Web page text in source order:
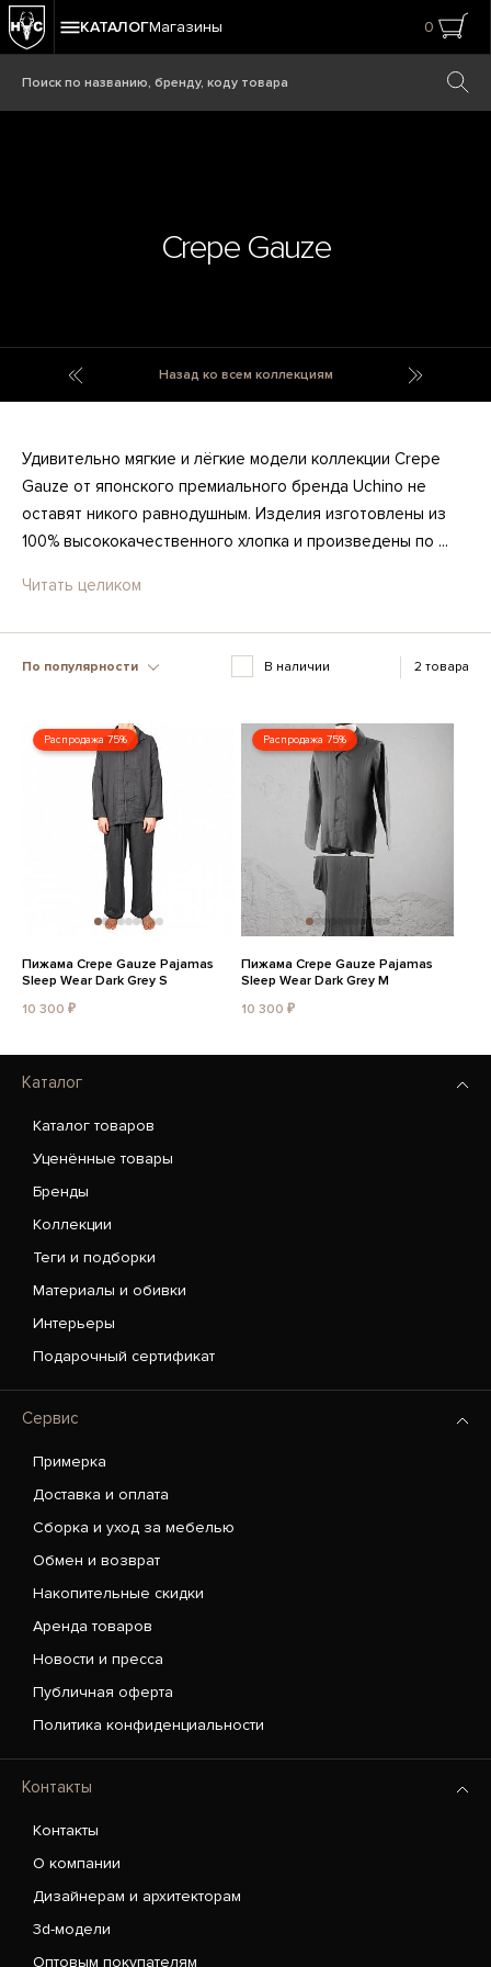
КАТАЛОГМагазины 0
Crepe Gauze
Назад ко всем коллекциям
Удивительно мягкие и лёгкие модели коллекции Crepe
Gauze от японского премиального бренда Uchino не
оставят никого равнодушным. Изделия изготовлены из
100% высококачественного хлопка и произведены по ...
Читать целиком
По популярности В наличии 2 товара
Распродажа 75%
Пижама Crepe Gauze Pajamas
Sleep Wear Dark Grey S
10 300 ₽
Распродажа 75%
Пижама Crepe Gauze Pajamas
Sleep Wear Dark Grey M
10 300 ₽
Каталог
Каталог товаров
Уценённые товары
Бренды
Коллекции
Теги и подборки
Материалы и обивки
Интерьеры
Подарочный сертификат
Сервис
Примерка
Доставка и оплата
Сборка и уход за мебелью
Обмен и возврат
Накопительные скидки
Аренда товаров
Новости и пресса
Публичная оферта
Политика конфиденциальности
Контакты
Контакты
О компании
Дизайнерам и архитекторам
3d-модели
Оптовым покупателям